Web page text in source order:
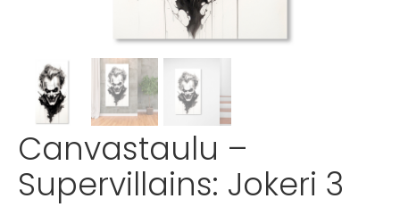
Canvastaulu –
Supervillains: Jokeri 3